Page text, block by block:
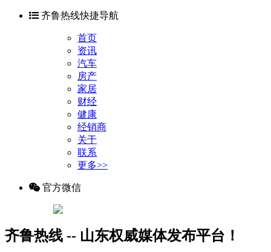
齐鲁热线快捷导航
首页
资讯
汽车
房产
家居
财经
健康
经销商
关于
联系
更多>>
官方微信
齐鲁热线 -- 山东权威媒体发布平台！